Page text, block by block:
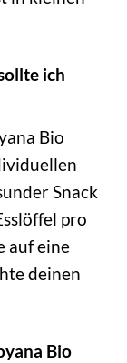
ich
Bio
Snack
pro
auf eine
deinen
Bio